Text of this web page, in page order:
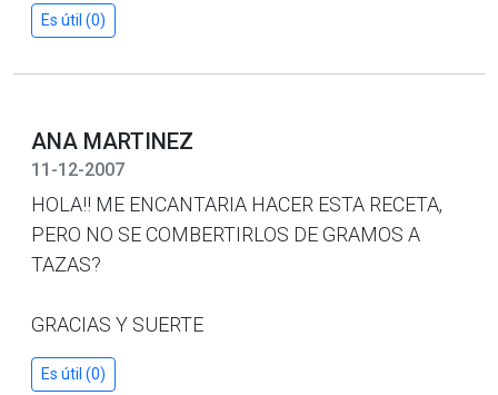
Es útil (0)
ANA MARTINEZ
11-12-2007
HOLA!! ME ENCANTARIA HACER ESTA RECETA,
PERO NO SE COMBERTIRLOS DE GRAMOS A
TAZAS?
GRACIAS Y SUERTE
Es útil (0)